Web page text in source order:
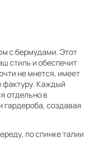
с бермудами. Этот
стиль и обеспечит
не мнется, имеет
фактуру. Каждый
отдельно в
гардероба, создавая
по спинке талии